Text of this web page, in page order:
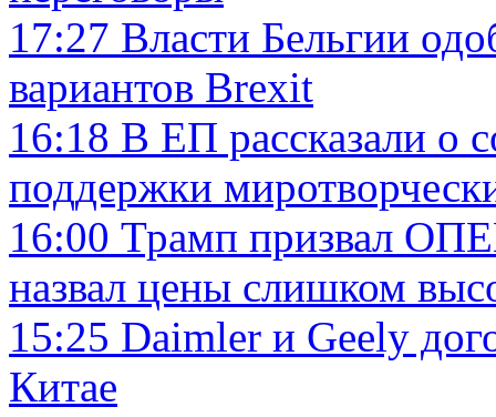
17:27 Власти Бельгии
вариантов Brexit
16:18 В ЕП рассказали о
поддержки
16:00 Трамп призвал
назвал цены слишком
15:25 Daimler и Geely
Китае